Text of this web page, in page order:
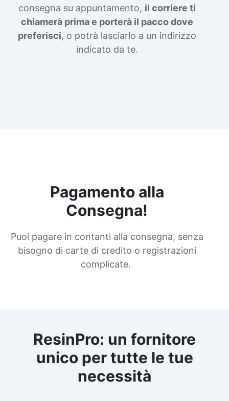
consegna su appuntamento, il corriere ti
chiamerà prima e porterà il pacco dove
preferisci, o potrà lasciarlo a un indirizzo
indicato da te.
Pagamento alla
Consegna!
Puoi pagare in contanti alla consegna, senza
bisogno di carte di credito o registrazioni
complicate.
ResinPro: un fornitore
unico per tutte le tue
necessità